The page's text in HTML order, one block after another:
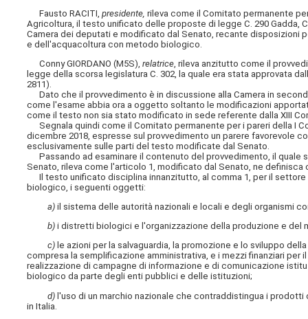
Fausto RACITI,presidente, rileva come il Comitato permanente
Agricoltura, il testo unificato delle proposte di legge C. 290 Gadda,
Camera dei deputati e modificato dal Senato, recante disposizioni
e dell'acquacoltura con metodo biologico.
Conny GIORDANO (M5S),relatrice , rileva anzitutto come il
legge della scorsa legislatura C. 302, la quale era stata approvata
2811).
Dato che il provvedimento è in discussione alla Camera in
come l'esame abbia ora a oggetto soltanto le modificazioni
come il testo non sia stato modificato in sede referente dalla XIII
Segnala quindi come il Comitato permanente per i pareri della I
dicembre 2018, espresse sul provvedimento un parere favorevole
esclusivamente sulle parti del testo modificate dal Senato.
Passando ad esaminare il contenuto del provvedimento, il
Senato, rileva come l'articolo 1, modificato dal Senato, ne definisca
Il testo unificato disciplina innanzitutto, al comma 1, per il
biologico, i seguenti oggetti:
a) il sistema delle autorità nazionali e locali e degli organismi
b) i distretti biologici e l'organizzazione della produzione e del
c) le azioni per la salvaguardia, la promozione e lo sviluppo
compresa la semplificazione amministrativa, e i mezzi finanziari
realizzazione di campagne di informazione e di comunicazione
biologico da parte degli enti pubblici e delle istituzioni;
d) l'uso di un marchio nazionale che contraddistingua i
in Italia.